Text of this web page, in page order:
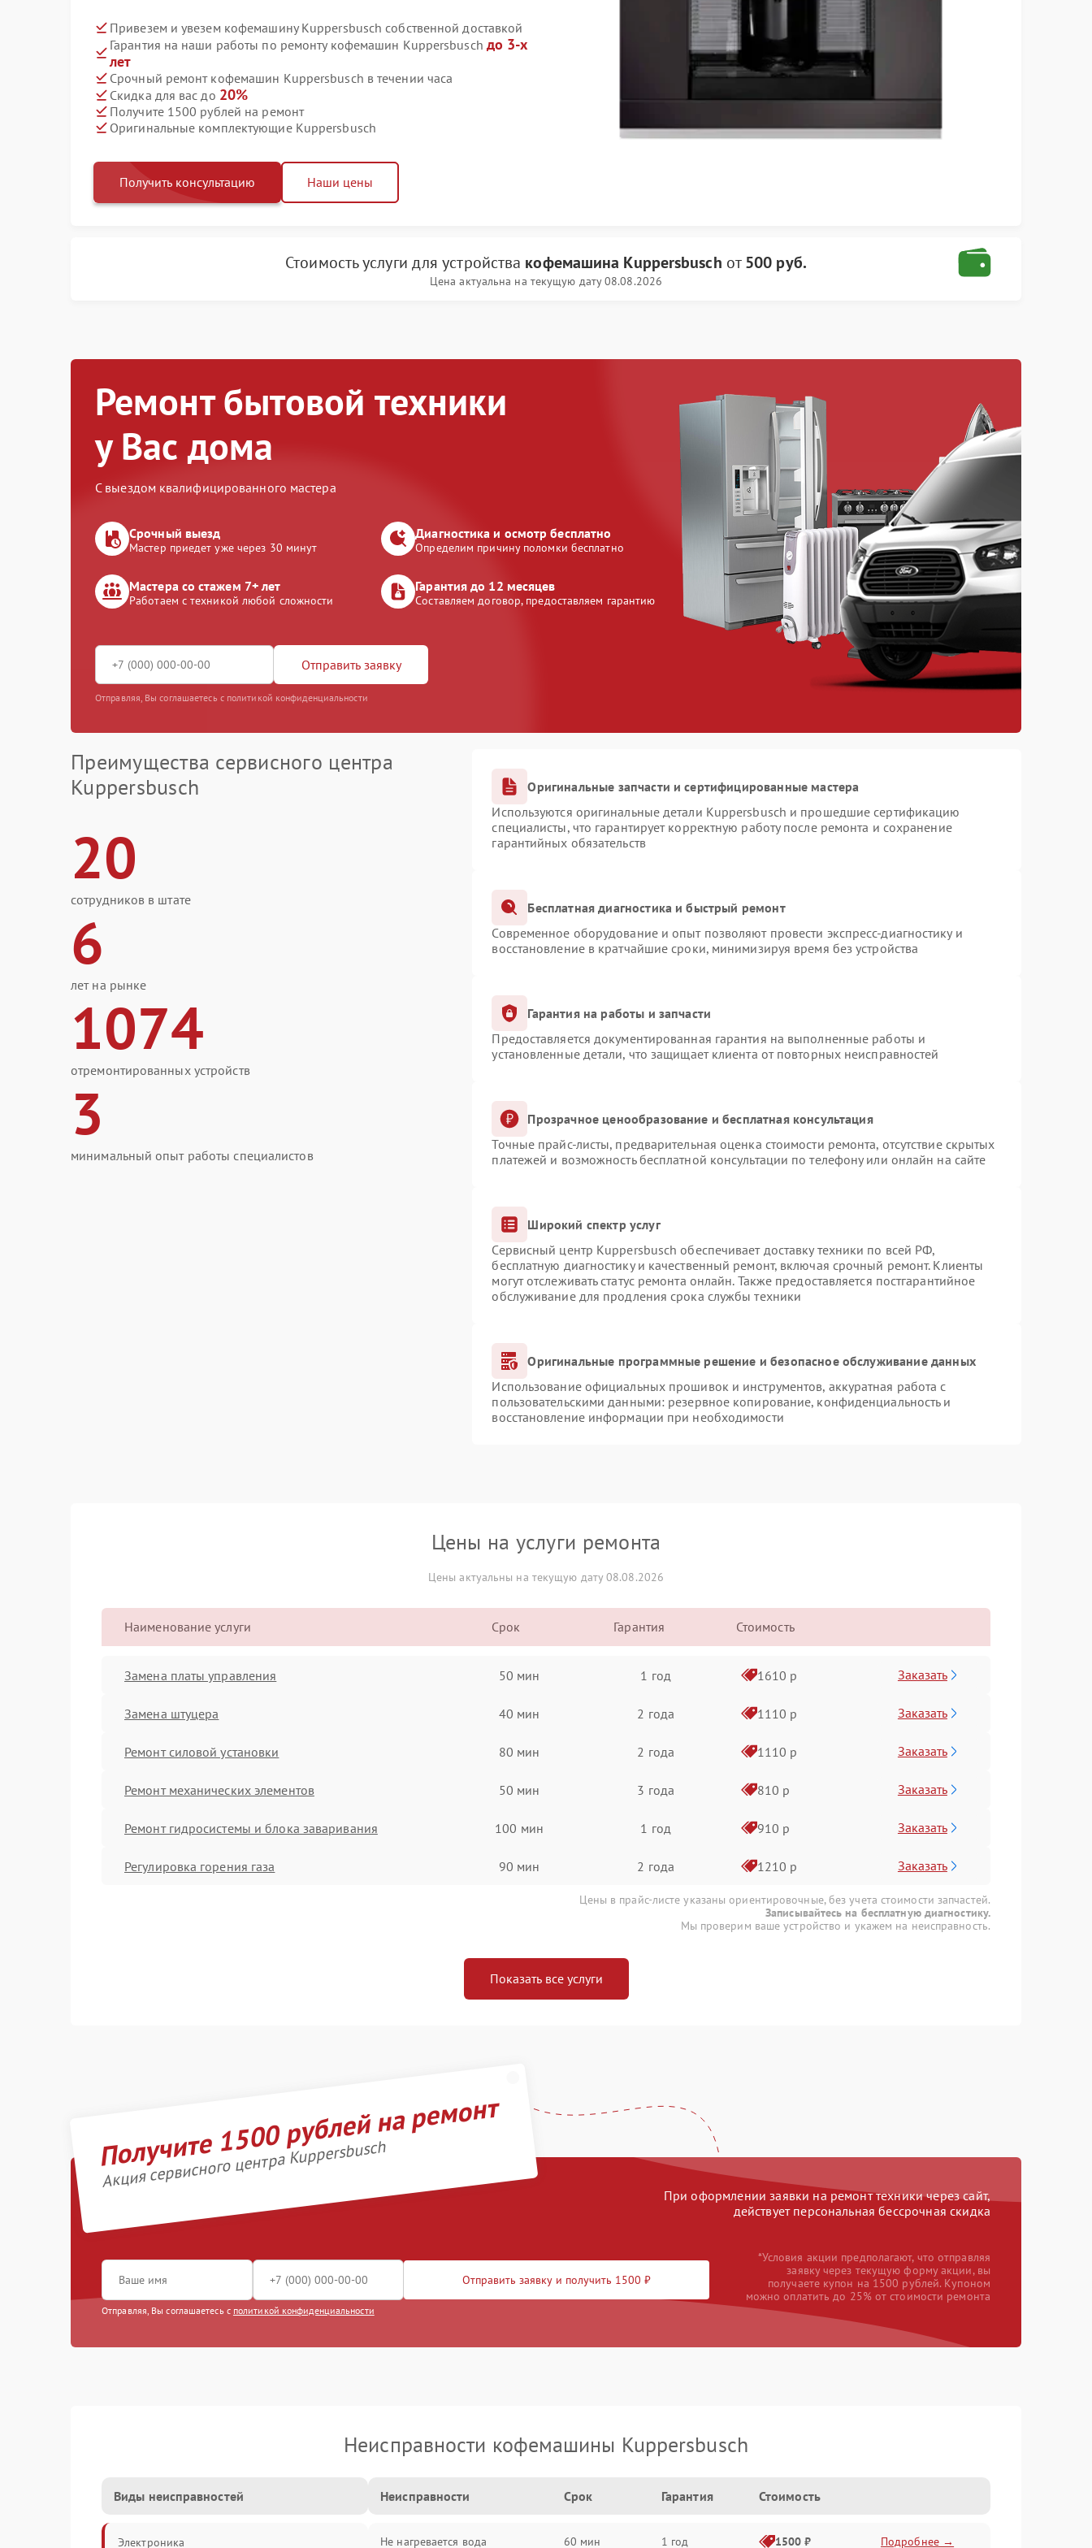
Привезем и увезем кофемашину Kuppersbusch собственной доставкой
Гарантия на наши работы по ремонту кофемашин Kuppersbusch до 3-х
лет
Срочный ремонт кофемашин Kuppersbusch в течении часа
Скидка для вас до 20%
Получите 1500 рублей на ремонт
Оригинальные комплектующие Kuppersbusch
Получить консультацию Наши цены
Стоимость услуги для устройства кофемашина Kuppersbusch от500 руб.
Цена актуальна на текущую дату 08.08.2026
Ремонт бытовой техники
у Вас дома
С выездом квалифицированного мастера
Срочный выезд
Мастер приедет уже через 30 минут
Диагностика и осмотр бесплатно
Определим причину поломки бесплатно
Мастера со стажем 7+ лет
Работаем с техникой любой сложности
Гарантия до 12 месяцев
Составляем договор, предоставляем гарантию
Отправить заявку
Отправляя, Вы соглашаетесь с политикой конфиденциальности
Преимущества сервисного центра
Kuppersbusch
20
сотрудников в штате
6
лет на рынке
1074
отремонтированных устройств
3
минимальный опыт работы специалистов
Оригинальные запчасти и сертифицированные мастера
Используются оригинальные детали Kuppersbusch и прошедшие сертификацию
специалисты, что гарантирует корректную работу после ремонта и сохранение
гарантийных обязательств
Бесплатная диагностика и быстрый ремонт
Современное оборудование и опыт позволяют провести экспресс-диагностику и
восстановление в кратчайшие сроки, минимизируя время без устройства
Гарантия на работы и запчасти
Предоставляется документированная гарантия на выполненные работы и
установленные детали, что защищает клиента от повторных неисправностей
Прозрачное ценообразование и бесплатная консультация
Точные прайс-листы, предварительная оценка стоимости ремонта, отсутствие скрытых
платежей и возможность бесплатной консультации по телефону или онлайн на сайте
Широкий спектр услуг
Сервисный центр Kuppersbusch обеспечивает доставку техники по всей РФ,
бесплатную диагностику и качественный ремонт, включая срочный ремонт. Клиенты
могут отслеживать статус ремонта онлайн. Также предоставляется постгарантийное
обслуживание для продления срока службы техники
Оригинальные программные решение и безопасное обслуживание данных
Использование официальных прошивок и инструментов, аккуратная работа с
пользовательскими данными: резервное копирование, конфиденциальность и
восстановление информации при необходимости
Цены на услуги ремонта
Цены актуальны на текущую дату 08.08.2026
Наименование услуги Срок Гарантия Стоимость
Замена платы управления 50 мин 1 год 1610 р Заказать
Замена штуцера 40 мин 2 года 1110 р Заказать
Ремонт силовой установки 80 мин 2 года 1110 р Заказать
Ремонт механических элементов 50 мин 3 года 810 р Заказать
Ремонт гидросистемы и блока заваривания 100 мин 1 год 910 р Заказать
Регулировка горения газа 90 мин 2 года 1210 р Заказать
Цены в прайс-листе указаны ориентировочные, без учета стоимости запчастей.
Записывайтесь на бесплатную диагностику.
Мы проверим ваше устройство и укажем на неисправность.
Показать все услуги
Получите 1500 рублей на ремонт
Акция сервисного центра Kuppersbusch
При оформлении заявки на ремонт техники через сайт,
действует персональная бессрочная скидка
Отправить заявку и получить 1500 ₽
Отправляя, Вы соглашаетесь с политикой конфиденциальности
*Условия акции предполагают, что отправляя
заявку через текущую форму акции, вы
получаете купон на 1500 рублей. Купоном
можно оплатить до 25% от стоимости ремонта
Неисправности кофемашины Kuppersbusch
Виды неисправностей
Электроника
Неисправности Срок Гарантия Стоимость
Не нагревается вода 60 мин 1 год 1500 ₽ Подробнее →